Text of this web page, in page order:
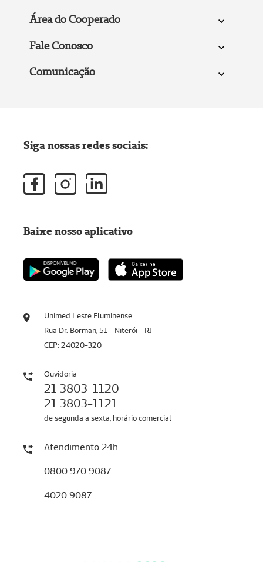
Área do Cooperado
Fale Conosco
Comunicação
Unimed Leste Fluminense
Rua Dr. Borman, 51 - Niterói - RJ
CEP: 24020-320
Ouvidoria
21 3803-1120
21 3803-1121
de segunda a sexta, horário comercial
Atendimento 24h
0800 970 9087
4020 9087
Siga nossas redes sociais:
Baixe nosso aplicativo